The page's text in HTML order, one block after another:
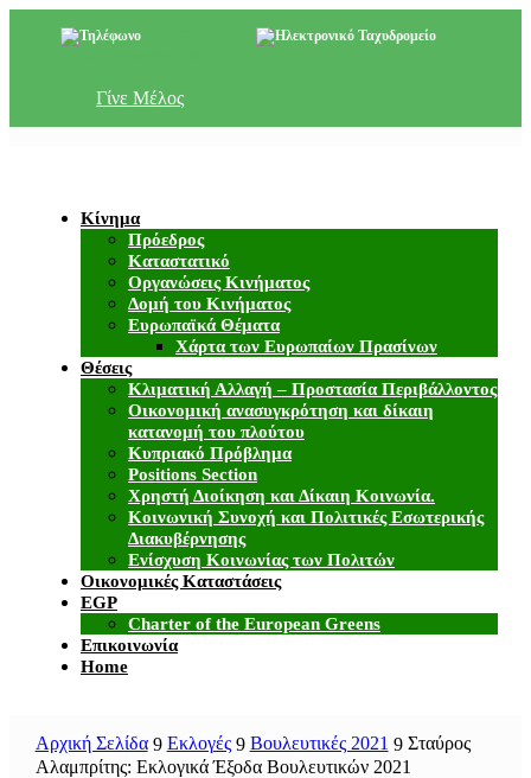
Γίνε Μέλος
Κίνημα
Πρόεδρος
Καταστατικό
Οργανώσεις Κινήματος
Δομή του Κινήματος
Ευρωπαϊκά Θέματα
Χάρτα των Ευρωπαίων Πρασίνων
Θέσεις
Κλιματική Αλλαγή – Προστασία Περιβάλλοντος
Οικονομική ανασυγκρότηση και δίκαιη
κατανομή του πλούτου
Κυπριακό Πρόβλημα
Positions Section
Χρηστή Διοίκηση και Δίκαιη Κοινωνία.
Κοινωνική Συνοχή και Πολιτικές Εσωτερικής
Διακυβέρνησης
Ενίσχυση Κοινωνίας των Πολιτών
Οικονομικές Καταστάσεις
EGP
Charter of the European Greens
Επικοινωνία
Home
Αρχική Σελίδα 9 Εκλογές 9 Βουλευτικές 2021 9 Σταύρος
Αλαμπρίτης: Εκλογικά Έξοδα Βουλευτικών 2021